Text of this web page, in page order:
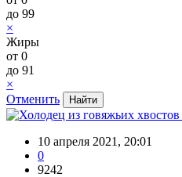
до 99
×
Жиры
от 0
до 91
×
Отменить
10 апреля 2021, 20:01
0
9242